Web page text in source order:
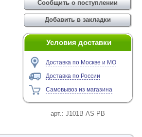
Условия доставки
Доставка по Москве и МО
Доставка по России
Самовывоз из магазина
арт.: J101B-AS-PB